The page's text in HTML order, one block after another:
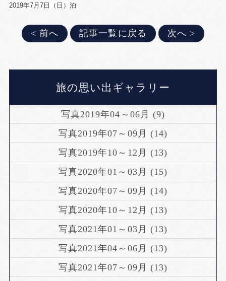
2019年7月7日（日）泊
< 前へ 記事一覧に戻る 次へ >
旅の思い出ギャラリー
写真2019年04～06月 (9)
写真2019年07～09月 (14)
写真2019年10～12月 (13)
写真2020年01～03月 (15)
写真2020年07～09月 (14)
写真2020年10～12月 (13)
写真2021年01～03月 (13)
写真2021年04～06月 (13)
写真2021年07～09月 (13)